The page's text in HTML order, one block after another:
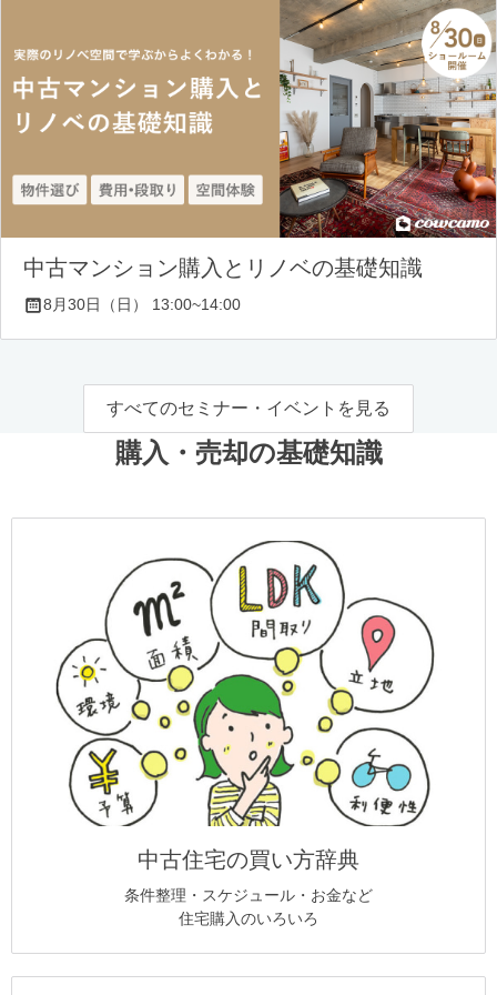
中古マンション購入とリノベの基礎知識
8月30日（日） 13:00~14:00
すべてのセミナー・イベントを見る
購入・売却の基礎知識
中古住宅の買い方辞典
条件整理・スケジュール・お金など
住宅購入のいろいろ